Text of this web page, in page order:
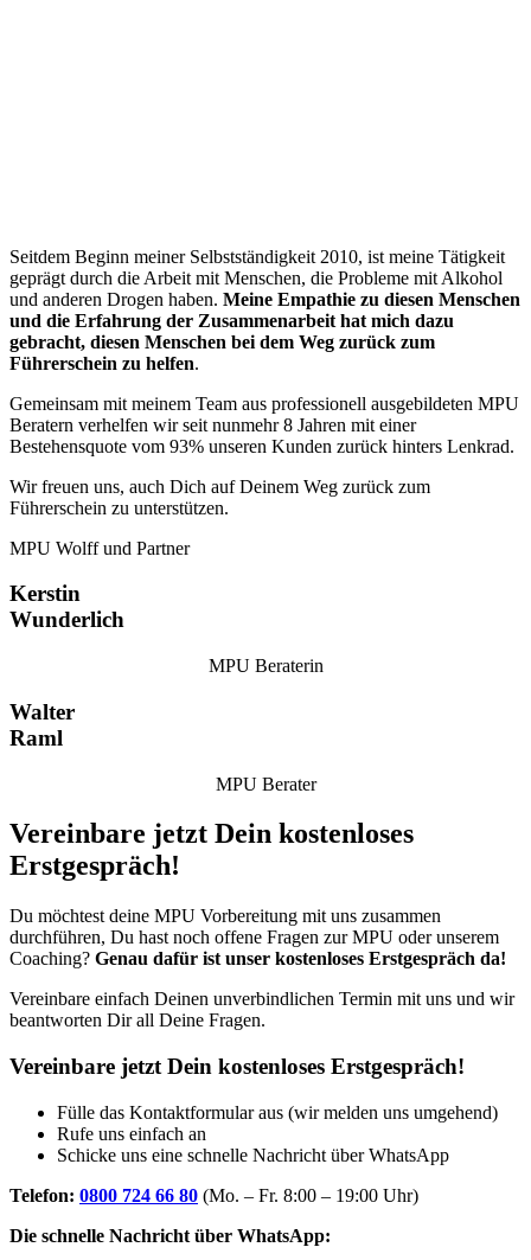
Seitdem Beginn meiner Selbstständigkeit 2010, ist meine Tätigkeit
geprägt durch die Arbeit mit Menschen, die Probleme mit Alkohol
und anderen Drogen haben. Meine Empathie zu diesen Menschen
und die Erfahrung der Zusammenarbeit hat mich dazu
gebracht, diesen Menschen bei dem Weg zurück zum
Führerschein zu helfen.
Gemeinsam mit meinem Team aus professionell ausgebildeten MPU
Beratern verhelfen wir seit nunmehr 8 Jahren mit einer
Bestehensquote vom 93% unseren Kunden zurück hinters Lenkrad.
Wir freuen uns, auch Dich auf Deinem Weg zurück zum
Führerschein zu unterstützen.
MPU Wolff und Partner
Kerstin
Wunderlich
MPU Beraterin
Walter
Raml
MPU Berater
Vereinbare jetzt Dein kostenloses
Erstgespräch!
Du möchtest deine MPU Vorbereitung mit uns zusammen
durchführen, Du hast noch offene Fragen zur MPU oder unserem
Coaching? Genau dafür ist unser kostenloses Erstgespräch da!
Vereinbare einfach Deinen unverbindlichen Termin mit uns und wir
beantworten Dir all Deine Fragen.
Vereinbare jetzt Dein kostenloses Erstgespräch!
Fülle das Kontaktformular aus (wir melden uns umgehend)
Rufe uns einfach an
Schicke uns eine schnelle Nachricht über WhatsApp
Telefon: 0800 724 66 80 (Mo. – Fr. 8:00 – 19:00 Uhr)
Die schnelle Nachricht über WhatsApp: